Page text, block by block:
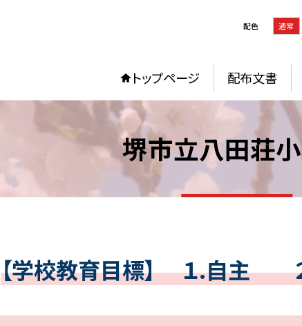
配色 通常
トップページ 配布文書
堺市立八田荘
【学校教育目標】 １.自